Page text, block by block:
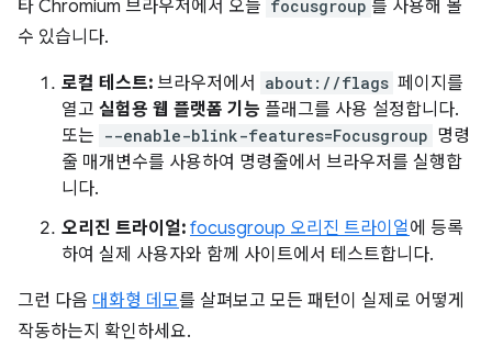
타 Chromium 브라우저에서 오늘 focusgroup 를 사용해 볼
수 있습니다.
로컬 테스트: 브라우저에서 about://flags 페이지를
열고 실험용 웹 플랫폼 기능 플래그를 사용 설정합니다.
또는 --enable-blink-features=Focusgroup 명령
줄 매개변수를 사용하여 명령줄에서 브라우저를 실행합
니다.
오리진 트라이얼: focusgroup 오리진 트라이얼에 등록
하여 실제 사용자와 함께 사이트에서 테스트합니다.
그런 다음 대화형 데모를 살펴보고 모든 패턴이 실제로 어떻게
작동하는지 확인하세요.